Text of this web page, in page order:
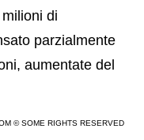
di
parzialmente
aumentate del
© SOME RIGHTS RESERVED